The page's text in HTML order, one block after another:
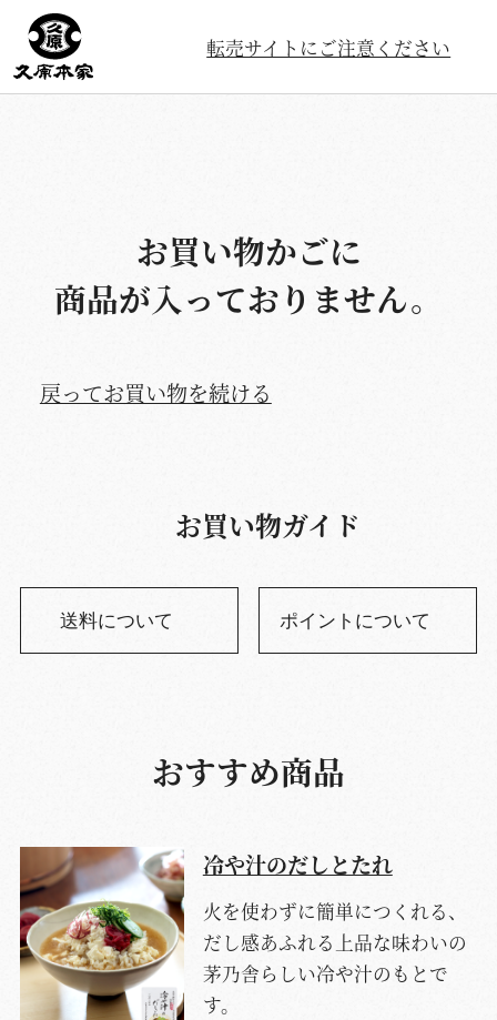
転売サイトにご注意ください
お買い物かごに
商品が入っておりません。
戻ってお買い物を続ける
お買い物ガイド
送料について ポイントについて
おすすめ商品
冷や汁のだしとたれ
火を使わずに簡単につくれる、
だし感あふれる上品な味わいの
茅乃舎らしい冷や汁のもとで
す。